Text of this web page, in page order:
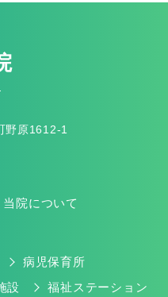
野原1612-1
当院について
病児保育所
設
福祉ステーション